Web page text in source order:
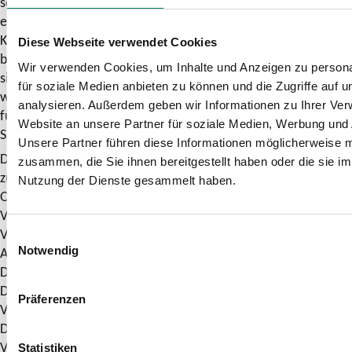
Diese Webseite verwendet Cookies
Wir verwenden Cookies, um Inhalte und Anzeigen zu
für soziale Medien anbieten zu können und die Zugriffe auf
analysieren. Außerdem geben wir Informationen zu Ihrer
Website an unsere Partner für soziale Medien, Werbung
Unsere Partner führen diese Informationen möglicherweise
zusammen, die Sie ihnen bereitgestellt haben oder die sie
Nutzung der Dienste gesammelt haben.
Einwilligungsauswahl
Notwendig
Präferenzen
Statistiken
erhoben. Die Erhebung, Verarbeitung und Nutzung der
Kundendaten erfolgen nur, soweit diese für die Bearbeitung
bzw. Beantwortung der Anfrage/Beschwerde erforderlich
sind. Die von Dir zur Verfügung gestellten Informationen
werden darüber hinaus genutzt, um repräsentative und
fundierte Aussagen zur Qualitäts- und Problementwicklung im
SPNV und ÖPNV treffen zu können.
Dein Einverständnis vorausgesetzt, leiten wir Deine Anfrage
zur Beantwortung gegebenenfalls an die zuständigen
Organisationen (z. B. SPNV-/ÖPNV-Aufgabenträger,
Verkehrsunternehmen, Eisenbahninfrastrukturunternehmen,
Verkehrsverbünde) weiter. Sollte das Ergebnis im
Ausnahmefall nicht zu Deiner Zufriedenheit ausfallen, kannst
Du Dich an die „Schlichtungsstelle Nahverkehr“ wenden.
Diese ist eine unabhängige Einrichtung der
Verbraucherzentrale Nordrhein-Westfalen, des Verbands
Deutscher Verkehrsunternehmen und von
Verkehrsunternehmen aus NRW. Beachte bitte, dass die